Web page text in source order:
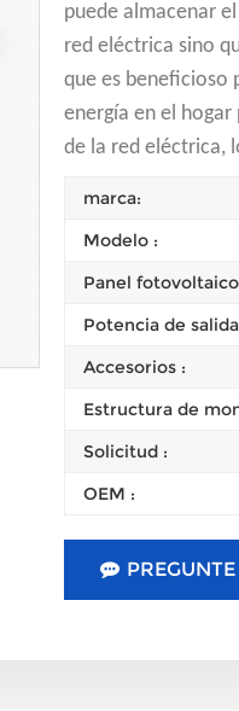
puede almacenar
red eléctrica sino
que es beneficioso
energía en el
de la red eléctrica,
marca:
Modelo :
Panel
Potencia de
Accesorios :
Estructura de
Solicitud :
OEM :